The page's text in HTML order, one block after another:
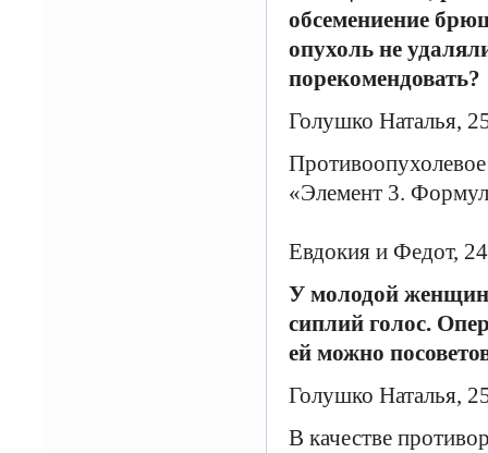
обсемениение
опухоль не
порекомендовать?
Голушко Наталья,
«Элемент 3.
Евдокия и Федот,
У молодой
сиплий голос.
ей можно
Голушко Наталья,
В качестве